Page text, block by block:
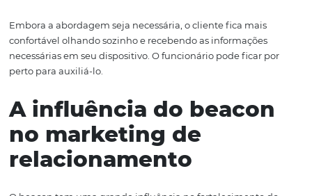
Com o beacon, fica mais fácil entender a
funcionários dentro do espaço físico e como eles podem
Informações com
credibilidade